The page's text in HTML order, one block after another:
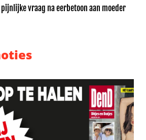
vraag na eerbetoon aan moeder